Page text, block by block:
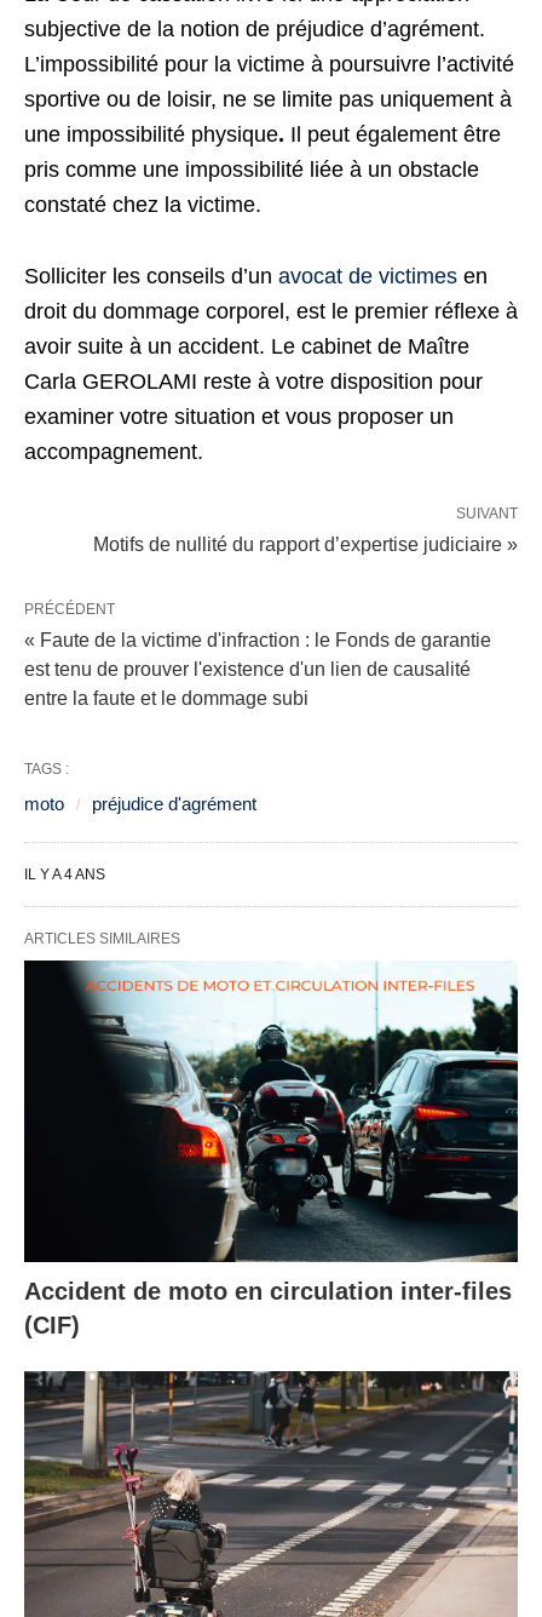
subjective de la notion de préjudice d’agrément.
L’impossibilité pour la victime à poursuivre l’activité
sportive ou de loisir, ne se limite pas uniquement à
une impossibilité physique. Il peut également être
pris comme une impossibilité liée à un obstacle
constaté chez la victime.
Solliciter les conseils d’un avocat de victimes en
droit du dommage corporel, est le premier réflexe à
avoir suite à un accident. Le cabinet de Maître
Carla GEROLAMI reste à votre disposition pour
examiner votre situation et vous proposer un
accompagnement.
SUIVANT
Motifs de nullité du rapport d’expertise judiciaire »
PRÉCÉDENT
« Faute de la victime d'infraction : le Fonds de garantie
est tenu de prouver l'existence d'un lien de causalité
entre la faute et le dommage subi
TAGS :
moto préjudice d'agrément
IL Y A 4 ANS
ARTICLES SIMILAIRES
Accident de moto en circulation inter-files
(CIF)